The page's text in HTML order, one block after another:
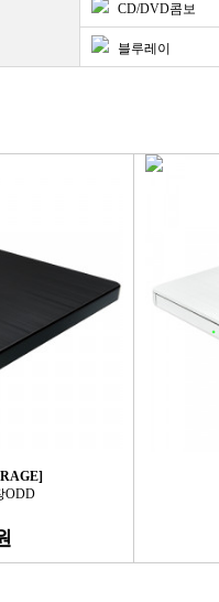
CD/DVD콤보
블루레이
ODD